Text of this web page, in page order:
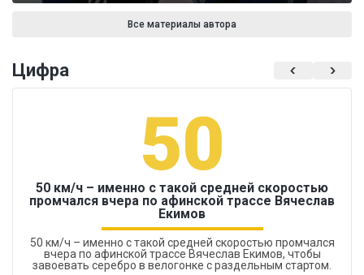
Все материалы автора
Цифра
50
50 км/ч – именно с такой средней скоростью
промчался вчера по афинской трассе Вячеслав
Екимов
50 км/ч – именно с такой средней скоростью промчался
вчера по афинской трассе Вячеслав Екимов, чтобы
завоевать серебро в велогонке с раздельным стартом.